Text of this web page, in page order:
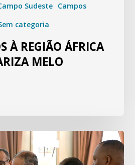
Sudeste Campos
categoria
À REGIÃO ÁFRICA
MELO